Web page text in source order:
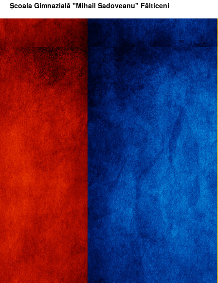
Şcoala Gimnazială "Mihail Sadoveanu" Fălticeni